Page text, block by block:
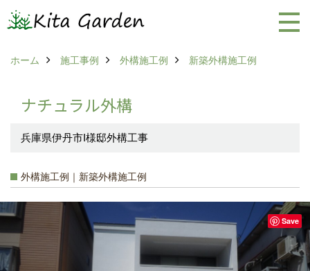
ホーム 施工事例 外構施工例 新築外構施工例
ナチュラル外構
兵庫県伊丹市I様邸外構工事
外構施工例｜新築外構施工例
Save